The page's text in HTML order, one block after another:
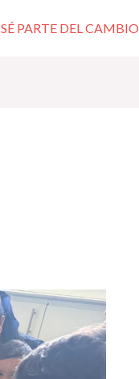
SÉ PARTE DEL CAMBIO